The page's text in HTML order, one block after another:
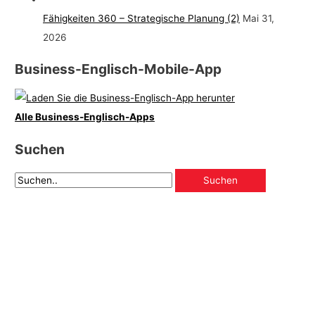
Fähigkeiten 360 – Strategische Planung (2) Mai 31,
2026
Business-Englisch-Mobile-App
Alle Business-Englisch-Apps
Suchen